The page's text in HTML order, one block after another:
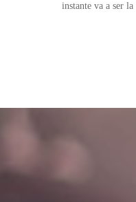
instante va a ser